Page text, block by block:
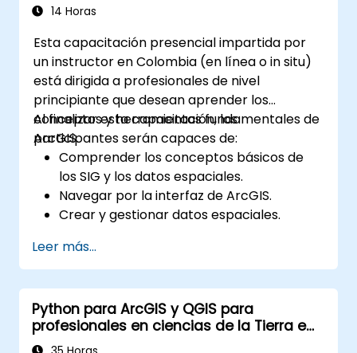
Synapse.
asegurar los datos e integrar Azure
Synapse con Power BI y otras
herramientas para visualizar datos y
compartir información valiosa.
14 Horas
Esta capacitación presencial impartida por
un instructor en Colombia (en línea o in situ)
está dirigida a profesionales de nivel
principiante que desean aprender los
conceptos y herramientas fundamentales de
ArcGIS.
Al finalizar esta capacitación, los
participantes serán capaces de:
Comprender los conceptos básicos de
los SIG y los datos espaciales.
Navegar por la interfaz de ArcGIS.
Crear y gestionar datos espaciales.
Crear mapas y visualizaciones.
Leer más...
Python para ArcGIS y QGIS para
profesionales en ciencias de la Tierra e
ingeniería